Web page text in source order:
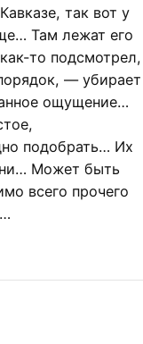
так вот у
Там лежат его
то подсмотрел,
— убирает
ощущение…
подобрать… Их
Может быть
всего прочего